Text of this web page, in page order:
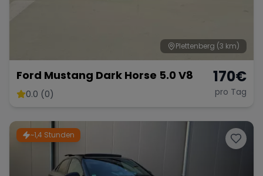
Bugatti Lotus Maserati
Range Rover
Plettenberg (3 km)
Ford Mustang Dark Horse 5.0 V8
0.0 (0)
170€
pro Tag
~1,4 Stunden